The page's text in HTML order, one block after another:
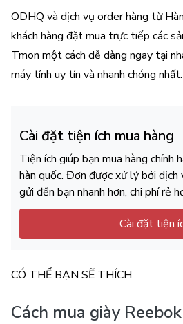
ODHQ và dịch vụ order hàng từ
khách hàng đặt mua trực tiếp các
Tmon một cách dễ dàng ngay tại
máy tính uy tín và nhanh chóng nhất.
Cài đặt tiện ích mua hàng
Tiện ích giúp bạn mua hàng chính
hàn quốc. Đơn được xử lý bởi dịch
gửi đến bạn nhanh hơn, chi phí rẻ
Cài đặt tiện
CÓ THỂ BẠN SẼ THÍCH
Cách mua giày